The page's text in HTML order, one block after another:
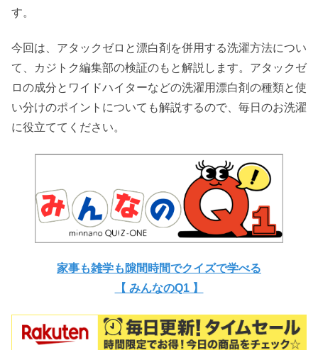
す。
今回は、アタックゼロと漂白剤を併用する洗濯方法につい
て、カジトク編集部の検証のもと解説します。アタックゼ
ロの成分とワイドハイターなどの洗濯用漂白剤の種類と使
い分けのポイントについても解説するので、毎日のお洗濯
に役立ててください。
家事も雑学も隙間時間でクイズで学べる
【 みんなのQ1 】